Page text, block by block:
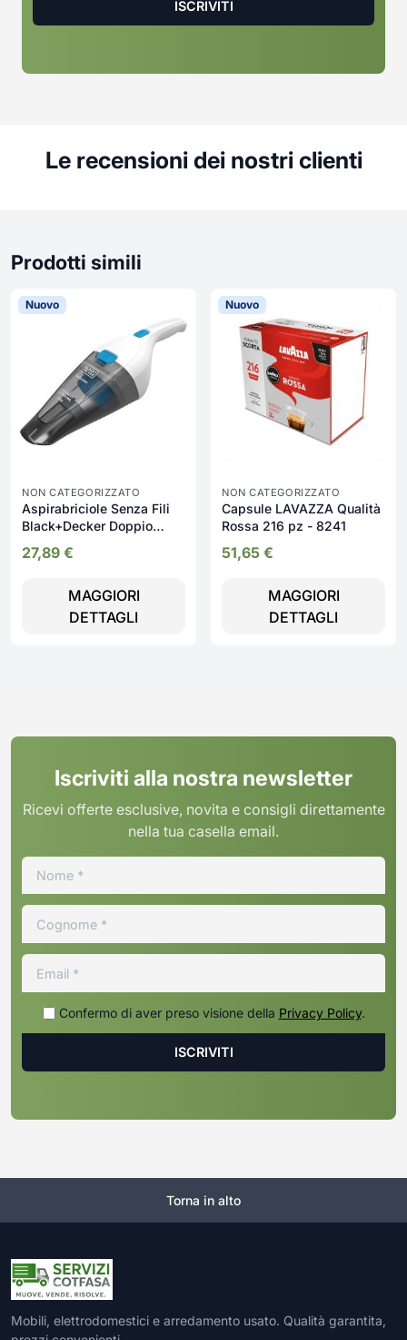
Le recensioni dei nostri clienti
Prodotti simili
Nuovo
NON CATEGORIZZATO
Aspirabriciole Senza Fili
Black+Decker Doppio
NVC115JL-Q
27,89 €
MAGGIORI
DETTAGLI
Nuovo
NON CATEGORIZZATO
Capsule LAVAZZA Qualità
Rossa 216 pz - 8241
51,65 €
MAGGIORI
DETTAGLI
Iscriviti alla nostra newsletter
Ricevi offerte esclusive, novita e consigli direttamente
nella tua casella email.
Confermo di aver preso visione della Privacy Policy.
Torna in alto
Mobili, elettrodomestici e arredamento usato. Qualità garantita,